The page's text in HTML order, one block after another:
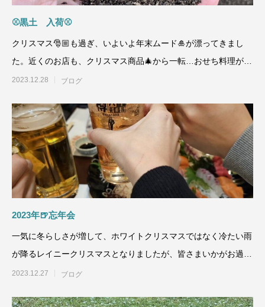
⚾黒土 入荷⚾
クリスマス🎅🏼も過ぎ、いよいよ年末ムード🎍が漂ってきまし
た。近くのお店も、クリスマス商品🎄から一転…おせち料理が並
び始めました。クリス
2023.12.28 ブログ
2023年🍺忘年会
一気に冬らしさが増して、ホワイトクリスマスではなく冷たい雨
が降るレイニークリスマスとなりましたが、皆さまいかがお過ご
しでしょうか？☔🎄さ
2023.12.27 ブログ